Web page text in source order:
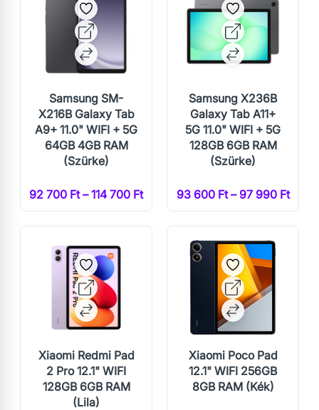
Samsung SM-
X216B Galaxy Tab
A9+ 11.0" WIFI + 5G
64GB 4GB RAM
(Szürke)
92 700 Ft – 114 700 Ft
Samsung X236B
Galaxy Tab A11+
5G 11.0" WIFI + 5G
128GB 6GB RAM
(Szürke)
93 600 Ft – 97 990 Ft
Xiaomi Redmi Pad
2 Pro 12.1" WIFI
128GB 6GB RAM
(Lila)
Xiaomi Poco Pad
12.1" WIFI 256GB
8GB RAM (Kék)